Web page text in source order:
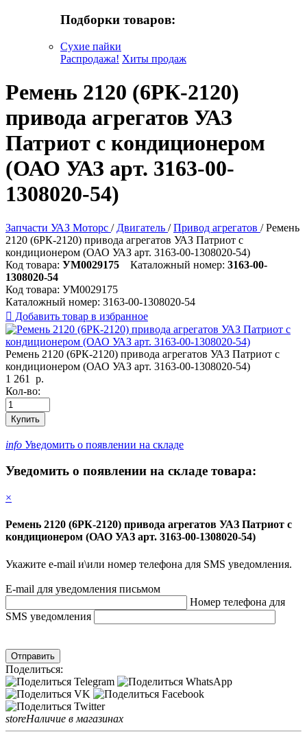
Подборки товаров:
Сухие пайки
Распродажа! Хиты продаж
Ремень 2120 (6РК-2120)
привода агрегатов УАЗ
Патриот с кондиционером
(ОАО УАЗ арт. 3163-00-
1308020-54)
Запчасти УАЗ Моторс / Двигатель / Привод агрегатов / Ремень
2120 (6РК-2120) привода агрегатов УАЗ Патриот с
кондиционером (ОАО УАЗ арт. 3163-00-1308020-54)
Код товара: УМ0029175 Каталожный номер: 3163-00-
1308020-54
Код товара: УМ0029175
Каталожный номер: 3163-00-1308020-54
 Добавить товар в избранное
Ремень 2120 (6РК-2120) привода агрегатов УАЗ Патриот с
кондиционером (ОАО УАЗ арт. 3163-00-1308020-54)
1 261
р.
Кол-во:
Купить
info Уведомить о появлении на складе
Уведомить о появлении на складе товара:
×
Ремень 2120 (6РК-2120) привода агрегатов УАЗ Патриот с
кондиционером (ОАО УАЗ арт. 3163-00-1308020-54)
Укажите e-mail и\или номер телефона для SMS уведомления.
E-mail для уведомления письмом
Номер телефона для
SMS уведомления
Отправить
Поделиться:
storeНаличие в магазинах